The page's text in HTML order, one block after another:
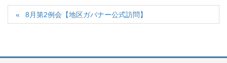
8月第2例会【地区ガバナー公式訪問】